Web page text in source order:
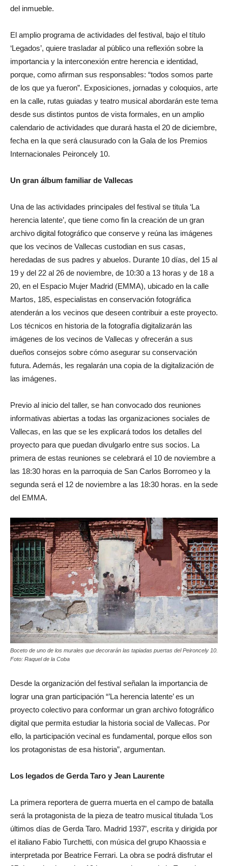
del inmueble.
El amplio programa de actividades del festival, bajo el título
‘Legados’, quiere trasladar al público una reflexión sobre la
importancia y la interconexión entre herencia e identidad,
porque, como afirman sus responsables: “todos somos parte
de los que ya fueron”. Exposiciones, jornadas y coloquios, arte
en la calle, rutas guiadas y teatro musical abordarán este tema
desde sus distintos puntos de vista formales, en un amplio
calendario de actividades que durará hasta el 20 de diciembre,
fecha en la que será clausurado con la Gala de los Premios
Internacionales Peironcely 10.
Un gran álbum familiar de Vallecas
Una de las actividades principales del festival se titula ‘La
herencia latente’, que tiene como fin la creación de un gran
archivo digital fotográfico que conserve y reúna las imágenes
que los vecinos de Vallecas custodian en sus casas,
heredadas de sus padres y abuelos. Durante 10 días, del 15 al
19 y del 22 al 26 de noviembre, de 10:30 a 13 horas y de 18 a
20, en el Espacio Mujer Madrid (EMMA), ubicado en la calle
Martos, 185, especialistas en conservación fotográfica
atenderán a los vecinos que deseen contribuir a este proyecto.
Los técnicos en historia de la fotografía digitalizarán las
imágenes de los vecinos de Vallecas y ofrecerán a sus
dueños consejos sobre cómo asegurar su conservación
futura. Además, les regalarán una copia de la digitalización de
las imágenes.
Previo al inicio del taller, se han convocado dos reuniones
informativas abiertas a todas las organizaciones sociales de
Vallecas, en las que se les explicará todos los detalles del
proyecto para que puedan divulgarlo entre sus socios. La
primera de estas reuniones se celebrará el 10 de noviembre a
las 18:30 horas en la parroquia de San Carlos Borromeo y la
segunda será el 12 de noviembre a las 18:30 horas. en la sede
del EMMA.
Boceto de uno de los murales que decorarán las tapiadas puertas del Peironcely 10.
Foto: Raquel de la Coba
Desde la organización del festival señalan la importancia de
lograr una gran participación “’La herencia latente’ es un
proyecto colectivo para conformar un gran archivo fotográfico
digital que permita estudiar la historia social de Vallecas. Por
ello, la participación vecinal es fundamental, porque ellos son
los protagonistas de esa historia”, argumentan.
Los legados de Gerda Taro y Jean Laurente
La primera reportera de guerra muerta en el campo de batalla
será la protagonista de la pieza de teatro musical titulada ‘Los
últimos días de Gerda Taro. Madrid 1937’, escrita y dirigida por
el italiano Fabio Turchetti, con música del grupo Khaossia e
interpretada por Beatrice Ferrari. La obra se podrá disfrutar el